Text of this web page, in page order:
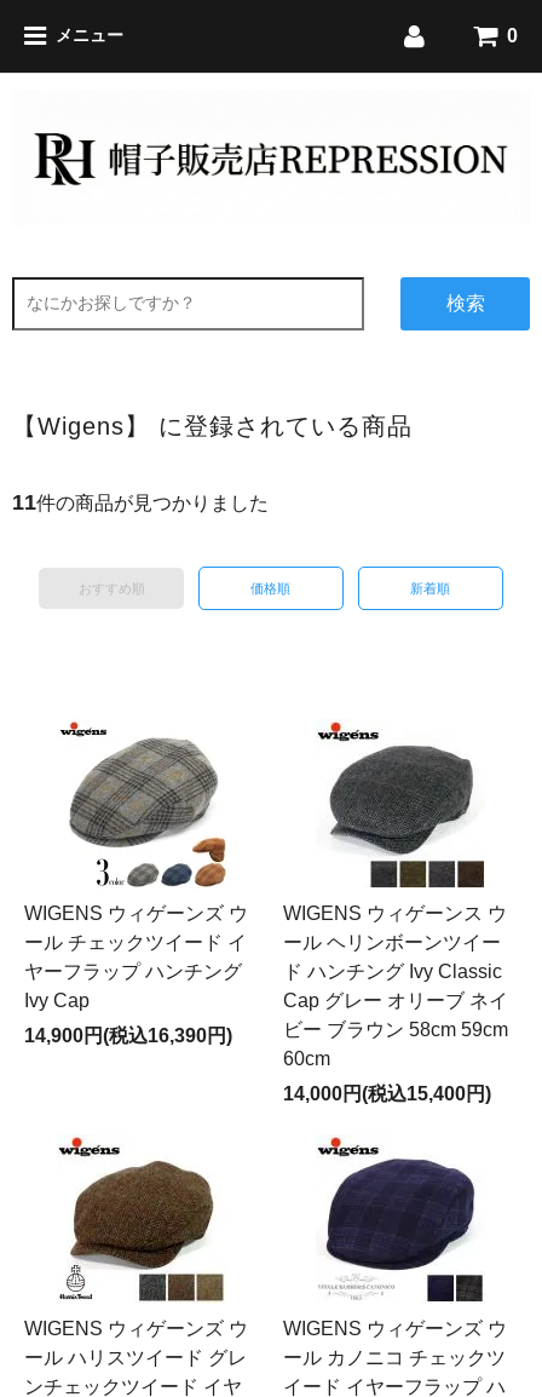
メニュー 0
検索
【Wigens】 に登録されている商品
11件の商品が見つかりました
おすすめ順 価格順 新着順
WIGENS ウィゲーンズ ウ
ール チェックツイード イ
ヤーフラップ ハンチング
Ivy Cap
14,900円(税込16,390円)
WIGENS ウィゲーンス ウ
ール ヘリンボーンツイー
ド ハンチング Ivy Classic
Cap グレー オリーブ ネイ
ビー ブラウン 58cm 59cm
60cm
14,000円(税込15,400円)
WIGENS ウィゲーンズ ウ
ール ハリスツイード グレ
ンチェックツイード イヤ
WIGENS ウィゲーンズ ウ
ール カノニコ チェックツ
イード イヤーフラップ ハ